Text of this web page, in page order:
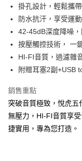
悠遊付
ATM付款
運送方式
每筆NT$65，滿
付款後全家取貨
掛孔設計，輕鬆攜帶
防水抗汗，享受運
42-45dB深度降噪
按壓觸控技術， 一
HI-FI音質，過濾雜
附贈耳塞2副+USB
銷售重點
突破音質極致，悅虎五
無壓力，HI-FI音質享
捷實用，專為您打造。